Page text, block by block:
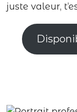
juste valeur,